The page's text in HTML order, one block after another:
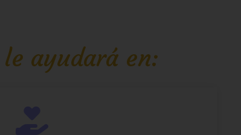
ayudará en: